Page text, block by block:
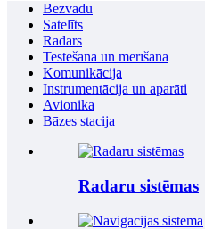
Bezvadu
Satelīts
Radars
Testēšana un mērīšana
Komunikācija
Instrumentācija un aparāti
Avionika
Bāzes stacija
Radaru sistēmas